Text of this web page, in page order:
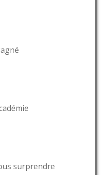
surprendre